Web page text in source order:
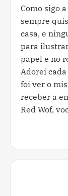
Como sigo
sempre
casa, e
para
papel e no
Adorei
foi ver o
receber a
Red Wof,